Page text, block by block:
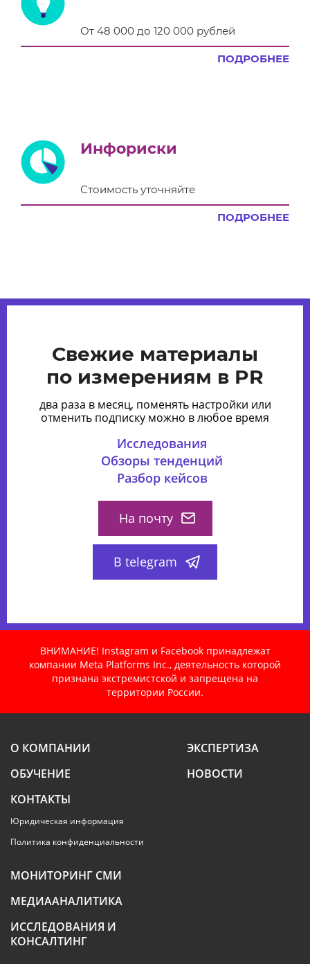
От 48 000 до 120 000 рублей
ПОДРОБНЕЕ
Инфориски
Стоимость уточняйте
ПОДРОБНЕЕ
Свежие материалы
по измерениям в PR
два раза в месяц, поменять настройки или
отменить подписку можно в любое время
Исследования
Обзоры тенденций
Разбор кейсов
На почту
В telegram
ВНИМАНИЕ! Instagram и Facebook принадлежат
компании Meta Platforms Inc., деятельность которой
признана экстремистской и запрещена на
территории России.
О КОМПАНИИ
ЭКСПЕРТИЗА
ОБУЧЕНИЕ
НОВОСТИ
КОНТАКТЫ
Юридическая информация
Политика конфиденциальности
МОНИТОРИНГ СМИ
МЕДИААНАЛИТИКА
ИССЛЕДОВАНИЯ И
КОНСАЛТИНГ